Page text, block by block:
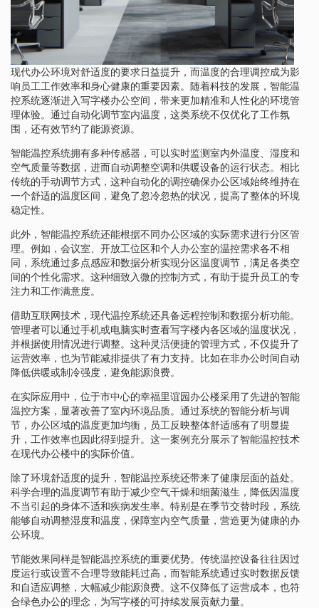
现代办公环境对舒适度的要求日益提升，而温度的合理调控成为影
响员工工作效率和身心健康的重要因素。随着科技的发展，智能温
控系统逐渐进入写字楼办公空间，带来更加精准和人性化的环境管
理体验。通过自动化调节室内温度，这类系统不仅优化了工作氛
围，还有效节约了能源资源。
智能温控系统拥有多种传感器，可以实时监测室内外温度、湿度和
空气质量等数据，进而自动调整空调和供暖设备的运行状态。相比
传统的手动调节方式，这种自动化的调控确保办公区域始终维持在
一个舒适的温度区间，避免了忽冷忽热的状况，提高了整体的环境
稳定性。
此外，智能温控系统还能根据不同办公区域的实际需求进行分区管
理。例如，会议室、开放工位区和个人办公室的温控需求各不相
同，系统通过多点感应和数据分析实现分区温度调节，满足各类空
间的个性化需求。这种细致入微的控制方式，有助于提升员工的专
注力和工作满意度。
借助互联网技术，现代温控系统还具备远程控制和数据分析功能。
管理者可以通过手机或电脑实时查看写字楼内各区域的温度状况，
并根据使用情况进行调整。这种灵活便捷的管理方式，不仅提升了
运营效率，也为节能减排提供了有力支持。比如在非办公时间自动
降低供暖或制冷强度，避免能源浪费。
在实际应用中，位于市中心的幸福里谊园办公楼采用了先进的智能
温控方案，显著改善了室内环境品质。通过系统的智能分析与调
节，办公区域的温度更加均衡，员工反映整体舒适感有了明显提
升，工作效率也因此得到提升。这一案例充分展示了智能温控技术
在现代办公楼中的实际价值。
除了环境舒适度的提升，智能温控系统还带来了健康层面的益处。
科学合理的温度调节有助于减少空气干燥和细菌滋生，降低因温度
不当引起的身体不适和疾病发生率。特别是在季节交替时段，系统
能够自动调整湿度和温度，保障室内空气质量，营造更为健康的办
公环境。
节能效果同样是智能温控系统的重要优势。传统温控设备往往因过
度运行或设置不合理导致能耗过高，而智能系统通过实时数据反馈
和自适应调整，大幅减少能源浪费。这不仅降低了运营成本，也符
合绿色办公的理念，为写字楼的可持续发展贡献力量。